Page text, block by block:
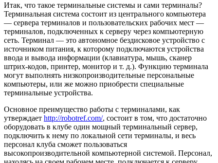
Итак, что такое терминальные системы и сами терминалы?
Терминальная система состоит из центрального компьютера
— сервера терминалов и пользовательских рабочих мест —
терминалов, подключенных к серверу через компьютерную
сеть. Терминал — это автономное бездисковое устройство с
источником питания, к которому подключаются устройства
ввода и вывода информации (клавиатура, мышь, сканер
штрих-кодов, принтер, монитор и т. д.). Функцию терминала
могут выполнять низкопроизводительные персональные
компьютеры, или же можно приобрести специальные
терминальные устройства.
Основное преимущество работы с терминалами, как
утверждает http://robotref.com/, состоит в том, что достаточно
оборудовать в клубе один мощный терминальный сервер,
подключить к нему по локальной сети терминалы, и весь
персонал клуба сможет пользоваться
высокопроизводительной компьютерной системой. Персонал,